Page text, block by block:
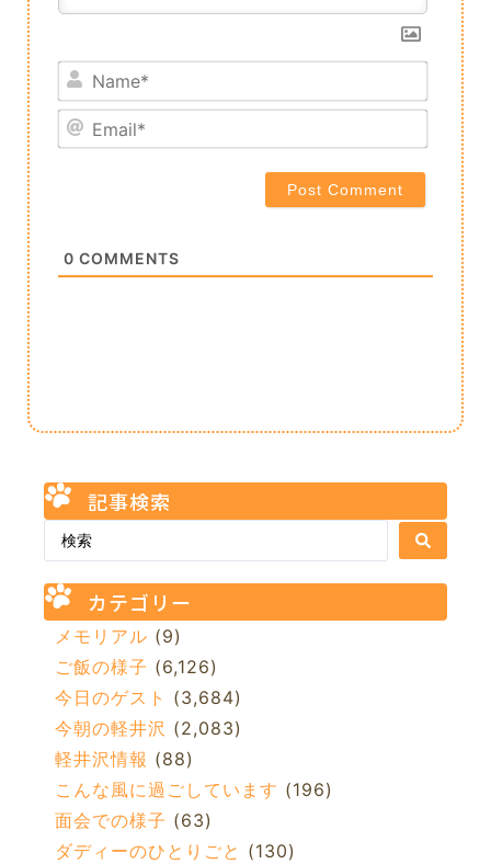
Name*
Email*
0 COMMENTS
記事検索
カテゴリー
メモリアル (9)
ご飯の様子 (6,126)
今日のゲスト (3,684)
今朝の軽井沢 (2,083)
軽井沢情報 (88)
こんな風に過ごしています (196)
面会での様子 (63)
ダディーのひとりごと (130)